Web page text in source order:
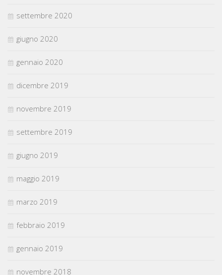
settembre 2020
giugno 2020
gennaio 2020
dicembre 2019
novembre 2019
settembre 2019
giugno 2019
maggio 2019
marzo 2019
febbraio 2019
gennaio 2019
novembre 2018